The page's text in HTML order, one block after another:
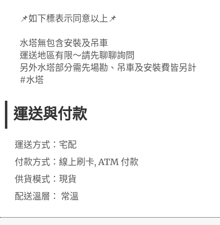
📌如下標表示同意以上📌
水塔無包含安裝及吊車
運送地區有限～請先聊聊詢問
另外水塔部分需先場勘、吊車及安裝費皆另計
#水塔
運送與付款
運送方式：宅配
付款方式：線上刷卡, ATM 付款
供貨模式：現貨
配送溫層： 常溫